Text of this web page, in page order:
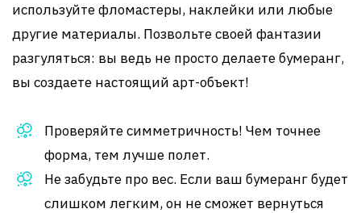
используйте фломастеры, наклейки или любые
другие материалы. Позвольте своей фантазии
разгуляться: вы ведь не просто делаете бумеранг,
вы создаете настоящий арт-объект!
Проверяйте симметричность! Чем точнее
форма, тем лучше полет.
Не забудьте про вес. Если ваш бумеранг будет
слишком легким, он не сможет вернуться